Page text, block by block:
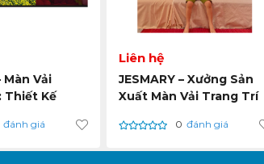
Màn Vải
Thiết Kế
đánh giá
Liên hệ
JESMARY – Xưởng Sản
Xuất Màn Vải Trang Trí
Cầu
0 đánh giá